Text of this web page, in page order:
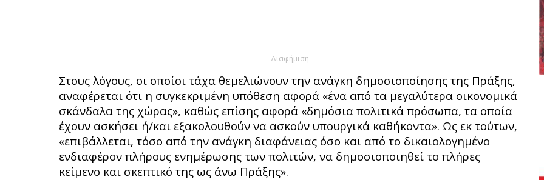
-- Διαφήμιση --
Στους λόγους, οι οποίοι τάχα θεμελιώνουν την ανάγκη δημοσιοποίησης της Πράξης,
αναφέρεται ότι η συγκεκριμένη υπόθεση αφορά «ένα από τα μεγαλύτερα οικονομικά
σκάνδαλα της χώρας», καθώς επίσης αφορά «δηµόσια πολιτικά πρόσωπα, τα οποία
έχουν ασκήσει ή/και εξακολουθούν να ασκούν υπουργικά καθήκοντα». Ως εκ τούτων,
«επιβάλλεται, τόσο από την ανάγκη διαφάνειας όσο και από το δικαιολογημένο
ενδιαφέρον πλήρους ενημέρωσης των πολιτών, να δηµοσιοποιηθεί το πλήρες
κείμενο και σκεπτικό της ως άνω Πράξης».